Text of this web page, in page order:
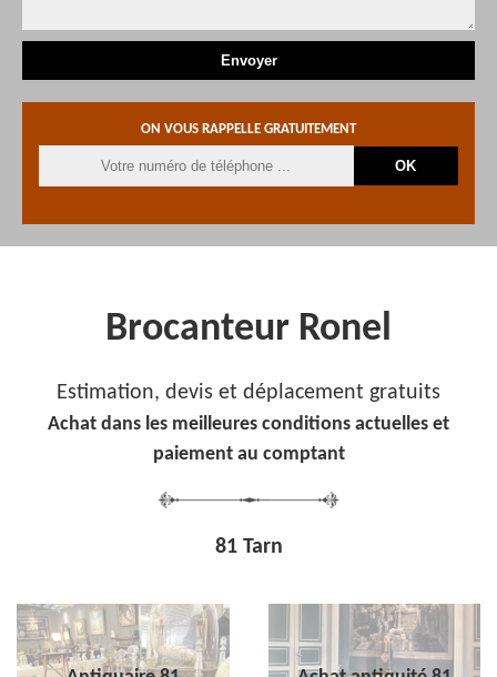
ON VOUS RAPPELLE GRATUITEMENT
Brocanteur Ronel
Estimation, devis et déplacement gratuits
Achat dans les meilleures conditions actuelles et
paiement au comptant
81 Tarn